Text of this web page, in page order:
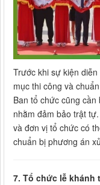
Trước khi sự kiện
mục thi công và
Ban tổ chức cũng
nhằm đảm bảo trật
và đơn vị tổ chức có
chuẩn bị phương án
7. Tổ chức lễ khánh